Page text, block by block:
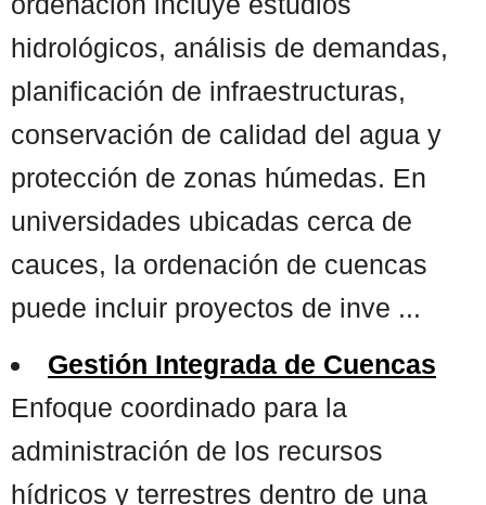
hidrológicos, análisis de demandas,
planificación de infraestructuras,
conservación de calidad del agua y
protección de zonas húmedas. En
universidades ubicadas cerca de
cauces, la ordenación de cuencas
puede incluir proyectos de inve ...
Gestión Integrada de Cuencas
Enfoque coordinado para la
administración de los recursos
hídricos y terrestres dentro de una